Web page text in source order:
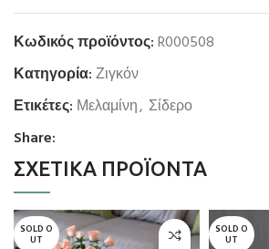
Κωδικός προϊόντος:R000508
Κατηγορία:Ζιγκόν
Ετικέτες: Μελαμίνη, Σίδερο
Share:
ΣΧΕΤΙΚΆ ΠΡΟΪΌΝΤΑ
SOLD O
UT
SOLD O
UT